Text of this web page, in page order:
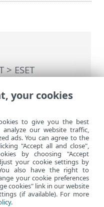
>ESET
ПК
your cookies
to give you the best
analyze our website traffic,
ads. You can agree to the
"Accept all and close",
by choosing "Accept
your cookie settings by
also have the right to
your cookie preferences
cookies" link in our website
(if available). For more
.